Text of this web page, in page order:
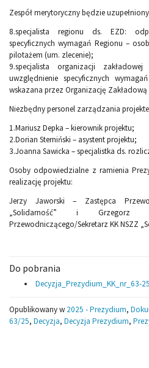
Zespół merytoryczny będzie
8.specjalista regionu ds. EZD:
specyficznych wymagań Regionu –
pilotażem (um. zlecenie);
9.specjalista organizacji
uwzględnienie specyficznych
wskazana przez Organizację
Niezbędny personel zarządzania
1.Mariusz Depka – kierownik projektu;
2.Dorian Sterniński – asystent projektu;
3.Joanna Sawicka – specjalistka ds.
Osoby odpowiedzialne z ramienia
realizację projektu:
Jerzy Jaworski – Zastępca
„Solidarność” i Grzegorz
Przewodniczącego/Sekretarz KK NSZZ
Do pobrania
Decyzja_Prezydium_KK_nr_63-25
Opublikowany w 2025 - Prezydium,
63/25, Decyzja, Decyzja Prezydium,